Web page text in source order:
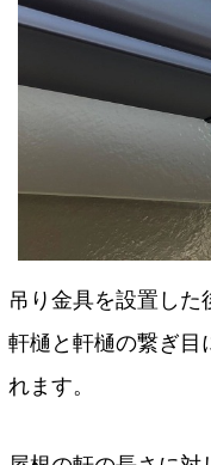
吊り金具を設置した
軒樋と軒樋の繋ぎ目
れます。